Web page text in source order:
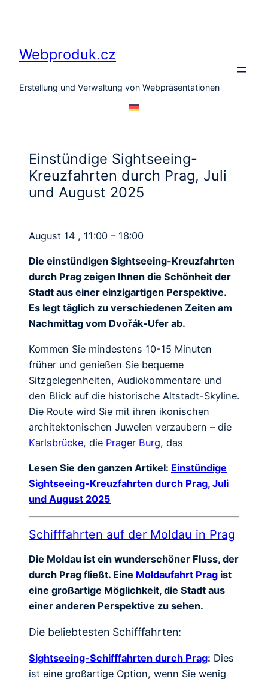
Webproduk.cz
Erstellung und Verwaltung von Webpräsentationen
Einstündige Sightseeing-
Kreuzfahrten durch Prag, Juli
und August 2025
August 14 , 11:00 – 18:00
Die einstündigen Sightseeing-Kreuzfahrten
durch Prag zeigen Ihnen die Schönheit der
Stadt aus einer einzigartigen Perspektive.
Es legt täglich zu verschiedenen Zeiten am
Nachmittag vom Dvořák-Ufer ab.
Kommen Sie mindestens 10-15 Minuten
früher und genießen Sie bequeme
Sitzgelegenheiten, Audiokommentare und
den Blick auf die historische Altstadt-Skyline.
Die Route wird Sie mit ihren ikonischen
architektonischen Juwelen verzaubern – die
Karlsbrücke, die Prager Burg, das
Lesen Sie den ganzen Artikel: Einstündige
Sightseeing-Kreuzfahrten durch Prag, Juli
und August 2025
Schifffahrten auf der Moldau in Prag
Die Moldau ist ein wunderschöner Fluss, der
durch Prag fließt. Eine Moldaufahrt Prag ist
eine großartige Möglichkeit, die Stadt aus
einer anderen Perspektive zu sehen.
Die beliebtesten Schifffahrten:
Sightseeing-Schifffahrten durch Prag: Dies
ist eine großartige Option, wenn Sie wenig